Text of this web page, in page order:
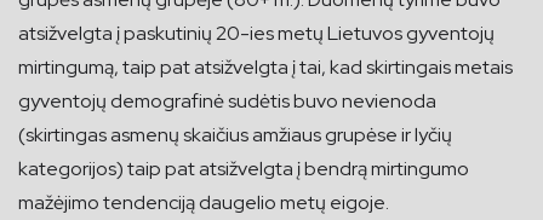
atsižvelgta į paskutinių 20-ies metų Lietuvos gyventojų
mirtingumą, taip pat atsižvelgta į tai, kad skirtingais metais
gyventojų demografinė sudėtis buvo nevienoda
(skirtingas asmenų skaičius amžiaus grupėse ir lyčių
kategorijos) taip pat atsižvelgta į bendrą mirtingumo
mažėjimo tendenciją daugelio metų eigoje.